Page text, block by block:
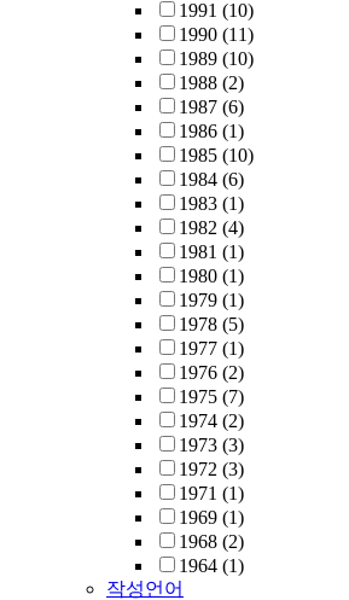
1991 (10)
1990 (11)
1989 (10)
1988 (2)
1987 (6)
1986 (1)
1985 (10)
1984 (6)
1983 (1)
1982 (4)
1981 (1)
1980 (1)
1979 (1)
1978 (5)
1977 (1)
1976 (2)
1975 (7)
1974 (2)
1973 (3)
1972 (3)
1971 (1)
1969 (1)
1968 (2)
1964 (1)
작성언어